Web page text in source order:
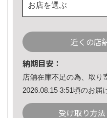
お店を選ぶ
近くの店
納期目安：
店舗在庫不足の為、取り
2026.08.15 3:51頃のお届
受け取り方